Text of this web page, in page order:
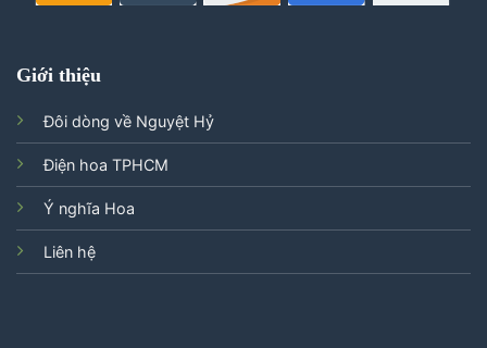
Giới thiệu
Đôi dòng về Nguyệt Hỷ
Điện hoa TPHCM
Ý nghĩa Hoa
Liên hệ